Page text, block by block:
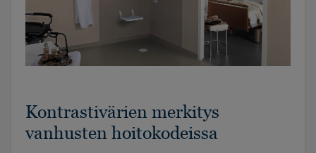
Kontrastivärien merkitys
vanhusten hoitokodeissa